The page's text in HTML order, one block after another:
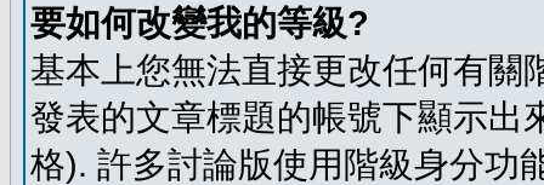
要如何改變我的等級?
基本上您無法直接更改任何有關
發表的文章標題的帳號下顯示出
格). 許多討論版使用階級身分功